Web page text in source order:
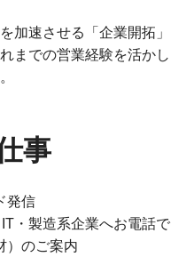
加速させる「企業開拓」
までの営業経験を活か
事
発信
・製造系企業へお電話で
）のご案内